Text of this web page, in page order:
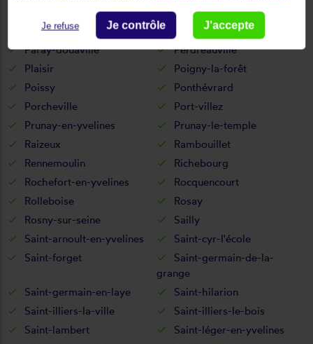
Orsonville
Orvilliers
Osmoy
Paray-douaville
Perdreauville
Plaisir
Poigny-la-forêt
Poissy
Ponthévrard
Porcheville
Port-villez
Prunay-en-yvelines
Prunay-le-temple
Raizeux
Rambouillet
Rennemoulin
Richebourg
Rochefort-en-yvelines
Rocquencourt
Rolleboise
Rosay
Rosny-sur-seine
Sailly
Saint-arnoult-en-yvelines
Saint-cyr-l'école
Saint-forget
Saint-germain-de-la-
grange
Saint-germain-en-laye
Saint-hilarion
Saint-illiers-la-ville
Saint-illiers-le-bois
Saint-lambert
Saint-léger-en-yvelines
Je refuse Je contrôle J'accepte